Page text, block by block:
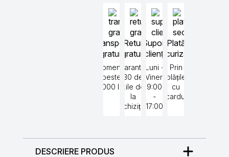
Transport
gratuit
Comenzi
peste
5000 lei
Retur
gratuit
Garantat
30 de
zile de
la
achiziție
Suport
clienți
Luni -
Vineri
9:00
-
17:00
Plată
securizată
Prin
plățile
cu
cardul
DESCRIERE PRODUS